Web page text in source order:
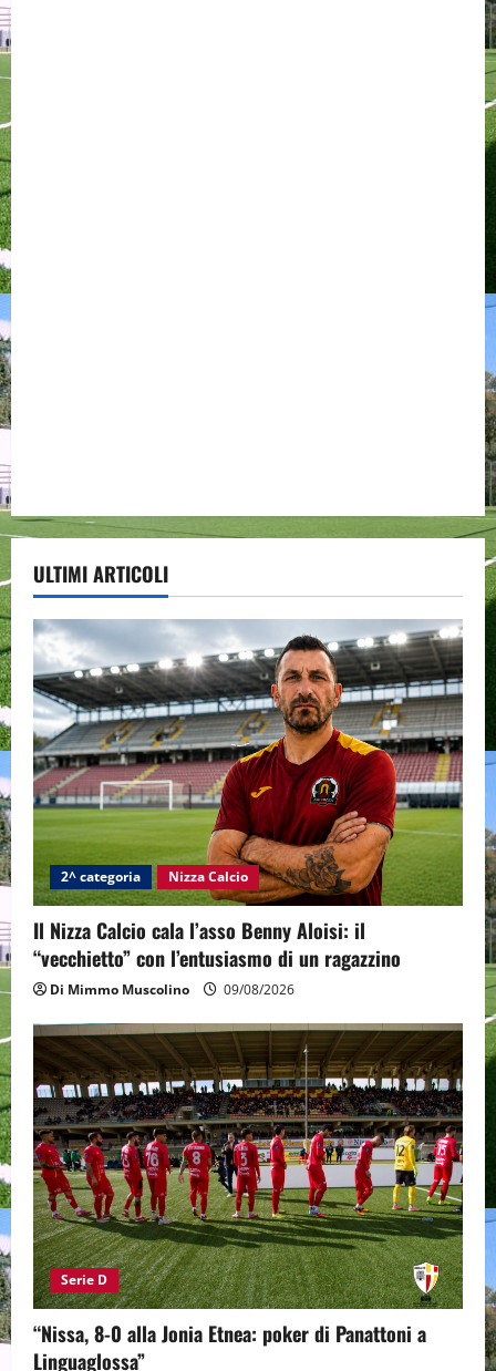
ULTIMI ARTICOLI
2^ categoria Nizza Calcio
Il Nizza Calcio cala l’asso Benny Aloisi: il
“vecchietto” con l’entusiasmo di un ragazzino
Di Mimmo Muscolino 09/08/2026
Serie D
“Nissa, 8-0 alla Jonia Etnea: poker di Panattoni a
Linguaglossa”